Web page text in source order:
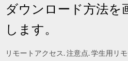
ダウンロード方法を
します。
リモートアクセス. 注意点. 学生用リ